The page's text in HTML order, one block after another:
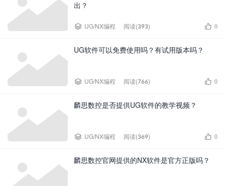
出？
 UG/NX编程 阅读(393)  0
UG软件可以免费使用吗？有试用版本吗？
 UG/NX编程 阅读(766)  0
麟思数控是否提供UG软件的教学视频？
 UG/NX编程 阅读(369)  0
麟思数控官网提供的NX软件是官方正版吗？